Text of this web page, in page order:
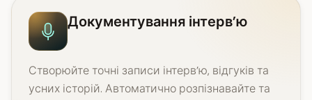
Документування інтерв’ю
Створюйте точні записи інтерв’ю, відгуків та
усних історій. Автоматично розпізнавайте та